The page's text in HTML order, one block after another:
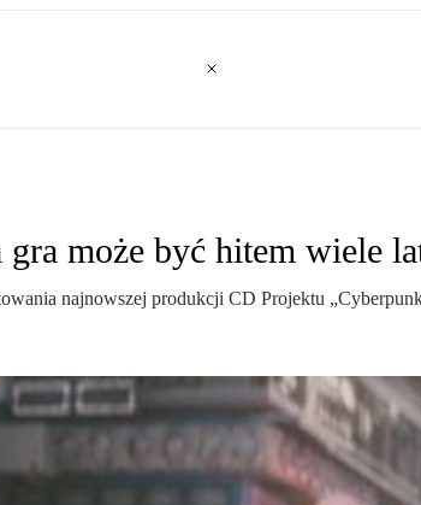
może być hitem wiele
najnowszej produkcji CD Projektu